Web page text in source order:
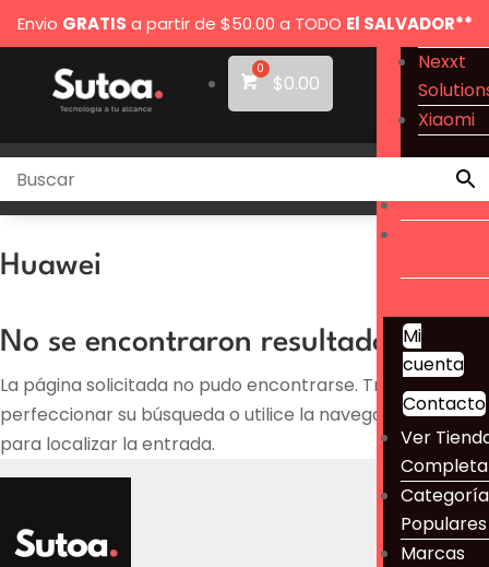
Envio GRATIS a partir de $50.00 a TODO El SALVADOR**
$0.00
Klip
Nexxt
Xiaomi
Mis
Mi
cuenta
Contacto
Ver
Completa
Populares
Marcas
Tienda/Smartwatch/ Huawei
Huawei
No se encontraron resultados
La página solicitada no pudo encontrarse. Trate de
perfeccionar su búsqueda o utilice la navegación
para localizar la entrada.